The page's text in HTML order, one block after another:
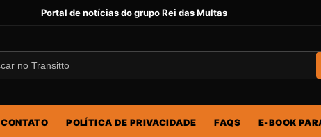
Portal de notícias do grupo Rei das Multas
CONTATO POLÍTICA DE PRIVACIDADE FAQS E-BOOK